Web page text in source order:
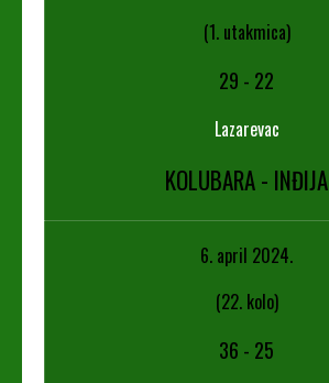
(1. utakmica)
29 - 22
Lazarevac
KOLUBARA - INĐIJA
6. april 2024.
(22. kolo)
36 - 25